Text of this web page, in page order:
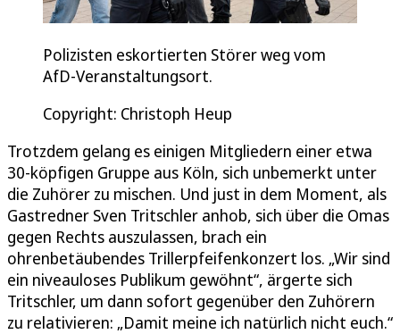
Polizisten eskortierten Störer weg vom
AfD-Veranstaltungsort.
Copyright: Christoph Heup
Trotzdem gelang es einigen Mitgliedern einer etwa
30-köpfigen Gruppe aus Köln, sich unbemerkt unter
die Zuhörer zu mischen. Und just in dem Moment, als
Gastredner Sven Tritschler anhob, sich über die Omas
gegen Rechts auszulassen, brach ein
ohrenbetäubendes Trillerpfeifenkonzert los. „Wir sind
ein niveauloses Publikum gewöhnt“, ärgerte sich
Tritschler, um dann sofort gegenüber den Zuhörern
zu relativieren: „Damit meine ich natürlich nicht euch.“